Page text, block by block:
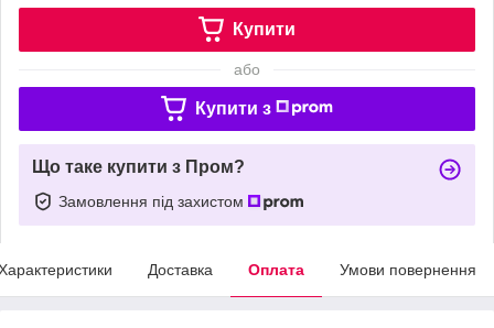
Купити
або
Купити з
Що таке купити з Пром?
Замовлення під захистом
Доставка Оплата Умови повернення